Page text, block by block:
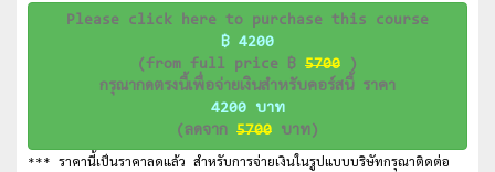
Please click here to purchase this course
฿ 4200
(from full price ฿ 5700 )
กรุณากดตรงนี้เพื่อจ่ายเงินสำหรับคอร์สนี้ ราคา
4200 บาท
(ลดจาก 5700 บาท)
*** ราคานี้เป็นราคาลดแล้ว สำหรับการจ่ายเงินในรูปแบบบริษัทกรุณาติดต่อ